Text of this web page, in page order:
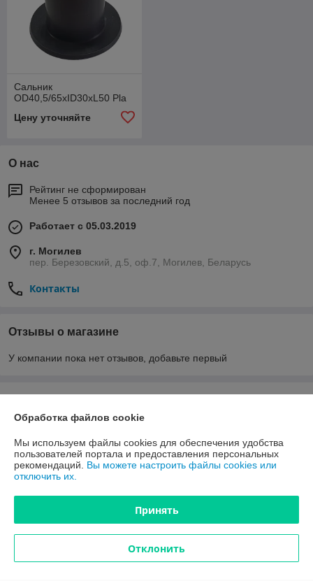
Сальник
OD40,5/65xID30xL50 Pla
Цену уточняйте
О нас
Рейтинг не сформирован
Менее 5 отзывов за последний год
Работает с 05.03.2019
г. Могилев
пер. Березовский, д.5, оф.7, Могилев, Беларусь
Контакты
Отзывы о магазине
У компании пока нет отзывов, добавьте первый
Доставка и оплата
Полная версия сайта
Сайт создан на платформе Deal.by
Обработка файлов cookie
Мы используем файлы cookies для обеспечения удобства
пользователей портала и предоставления персональных
рекомендаций. Вы можете настроить файлы cookies или
отключить их.
Принять
Отклонить